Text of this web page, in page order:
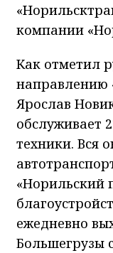
компании
Как отметил
направлению
Ярослав
обслуживает
техники. Вся
«Норильский
ежедневно
Большегрузы